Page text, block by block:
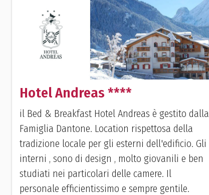
Hotel Andreas ****
il Bed & Breakfast Hotel Andreas è gestito dalla
Famiglia Dantone. Location rispettosa della
tradizione locale per gli esterni dell'edificio. Gli
interni , sono di design , molto giovanili e ben
studiati nei particolari delle camere. Il
personale efficientissimo e sempre gentile.